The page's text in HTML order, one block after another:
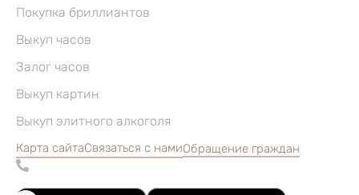
Покупка бриллиантов
Выкуп часов
Залог часов
Выкуп картин
Выкуп элитного алкоголя
Карта сайтаСвязаться с намиОбращение граждан